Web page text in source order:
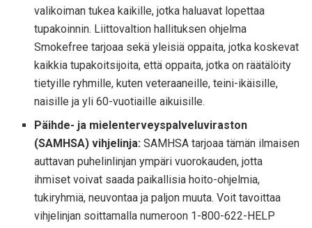
valikoiman tukea kaikille, jotka haluavat lopettaa
tupakoinnin. Liittovaltion hallituksen ohjelma
Smokefree tarjoaa sekä yleisiä oppaita, jotka koskevat
kaikkia tupakoitsijoita, että oppaita, jotka on räätälöity
tietyille ryhmille, kuten veteraaneille, teini-ikäisille,
naisille ja yli 60-vuotiaille aikuisille.
Päihde- ja mielenterveyspalveluviraston
(SAMHSA) vihjelinja: SAMHSA tarjoaa tämän ilmaisen
auttavan puhelinlinjan ympäri vuorokauden, jotta
ihmiset voivat saada paikallisia hoito-ohjelmia,
tukiryhmiä, neuvontaa ja paljon muuta. Voit tavoittaa
vihjelinjan soittamalla numeroon 1-800-622-HELP